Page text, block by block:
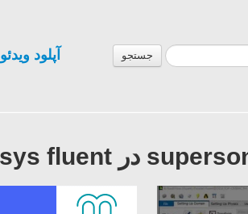
جستجو آپلود ویدئو